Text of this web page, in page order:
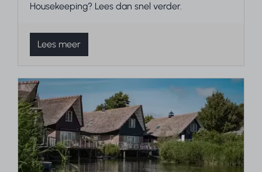
Housekeeping? Lees dan snel verder.
Lees meer